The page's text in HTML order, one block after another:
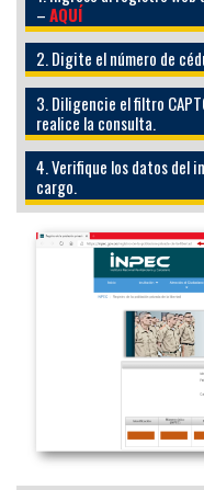
–AQUÍ
2. Digite el número de
3. Diligencie el filtro
realice la consulta.
4. Verifique los datos del
cargo.